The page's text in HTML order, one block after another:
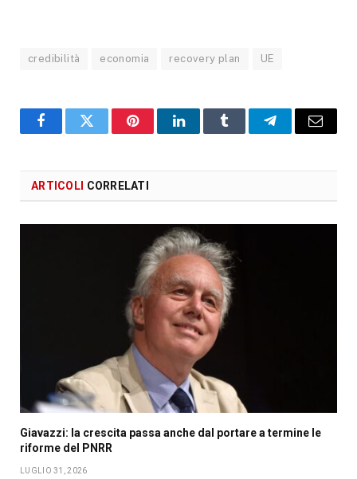
credibilità economia recovery plan UE
Facebook
X PinterestLinkedInTumblr TelegramEmail
ARTICOLI CORRELATI
Giavazzi: la crescita passa anche dal portare a termine le
riforme del PNRR
LUGLIO 31, 2026